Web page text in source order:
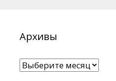
Архивы
Архивы